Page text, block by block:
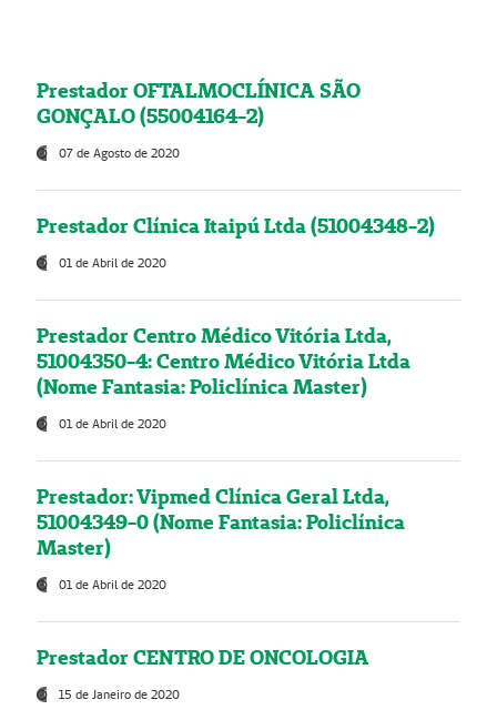
Prestador OFTALMOCLÍNICA SÃO
GONÇALO (55004164-2)
07 de Agosto de 2020
Prestador Clínica Itaipú Ltda (51004348-2)
01 de Abril de 2020
Prestador Centro Médico Vitória Ltda,
51004350-4: Centro Médico Vitória Ltda
(Nome Fantasia: Policlínica Master)
01 de Abril de 2020
Prestador: Vipmed Clínica Geral Ltda,
51004349-0 (Nome Fantasia: Policlínica
Master)
01 de Abril de 2020
Prestador CENTRO DE ONCOLOGIA
15 de Janeiro de 2020